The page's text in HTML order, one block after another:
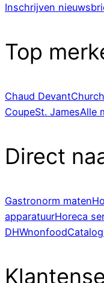
Inschrijven
Top
Chaud Devant
CoupeSt. JamesAlle
Direct
Gastronorm maten
apparatuurHoreca
DHWnonfood